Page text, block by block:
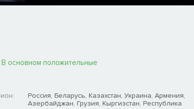
В основном положительные
Россия, Беларусь, Казахстан, Украина, Армения,
Азербайджан, Грузия, Кыргизстан, Республика